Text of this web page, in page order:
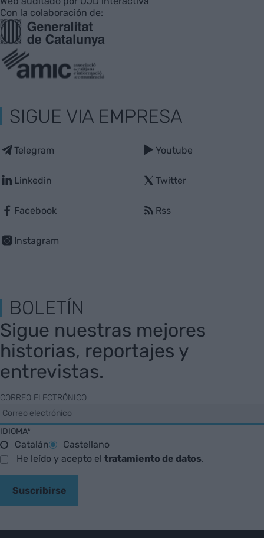
Con la colaboración de:
SIGUE VIA EMPRESA
Telegram
Linkedin
Facebook
Instagram
Youtube
Twitter
Rss
BOLETÍN
Sigue nuestras mejores
historias, reportajes y
entrevistas.
CORREO ELECTRÓNICO
IDIOMA*
Catalán
Castellano
He leído y acepto el tratamiento de datos.
Suscribirse